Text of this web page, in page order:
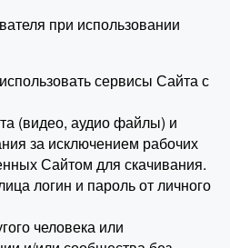
при использовании
сервисы Сайта с
(видео, аудио файлы) и
за исключением рабочих
Сайтом для скачивания.
логин и пароль от личного
человека или